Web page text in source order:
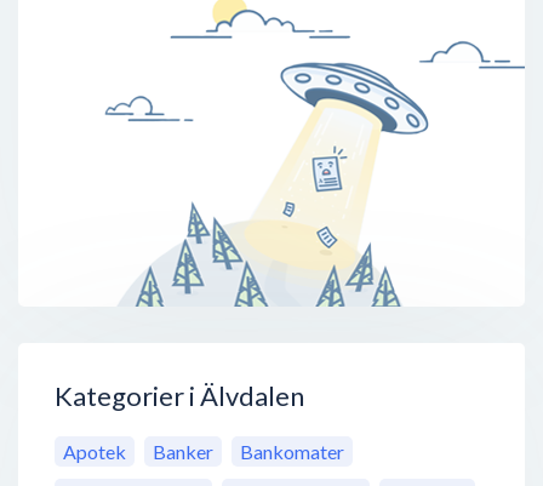
Kategorier i Älvdalen
Apotek Banker
Bankomater